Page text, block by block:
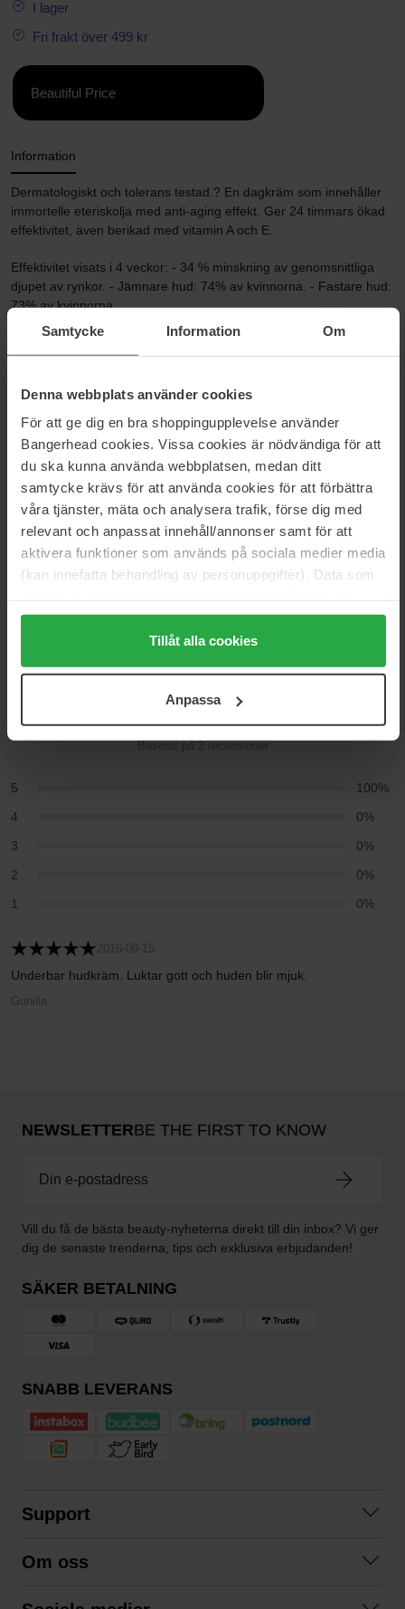
Samtycke Information Om
Denna webbplats använder cookies
För att ge dig en bra shoppingupplevelse använder
Bangerhead cookies. Vissa cookies är nödvändiga för att
du ska kunna använda webbplatsen, medan ditt
samtycke krävs för att använda cookies för att förbättra
våra tjänster, mäta och analysera trafik, förse dig med
relevant och anpassat innehåll/annonser samt för att
aktivera funktioner som används på sociala medier media
(kan innefatta behandling av personuppgifter). Data som
trycka på "Tillåt alla cookies" accepterar du alla cookies,
medan du under "Detaljer" kan anpassa användningen av
cookies. Du kan när som helst återkalla ditt samtycke.
Tillåt alla cookies
Anpassa
I lager
Fri frakt över 499 kr
Beautiful Price
Information
Dermatologiskt och tolerans testad.? En dagkräm som innehåller
immortelle eteriskolja med anti-aging effekt. Ger 24 timmars ökad
effektivitet, även berikad med vitamin A och E.
Effektivitet visats i 4 veckor: - 34 % minskning av genomsnittliga
djupet av rynkor. - Jämnare hud: 74% av kvinnorna. - Fastare hud:
73% av kvinnorna.
Startsida
Hudvård
Ansiktsvård
Ansiktskräm
Dagkräm
Immortelle
5
5
100%
4
0%
3
0%
2
0%
1
0%
2016-09-15
Underbar hudkräm. Luktar gott och huden blir mjuk.
Gunilla
NEWSLETTERBE THE FIRST TO KNOW
Vill du få de bästa beauty-nyheterna direkt till din inbox? Vi ger
dig de senaste trenderna, tips och exklusiva erbjudanden!
SÄKER BETALNING
SNABB LEVERANS
Support
Köpvillkor
Om oss